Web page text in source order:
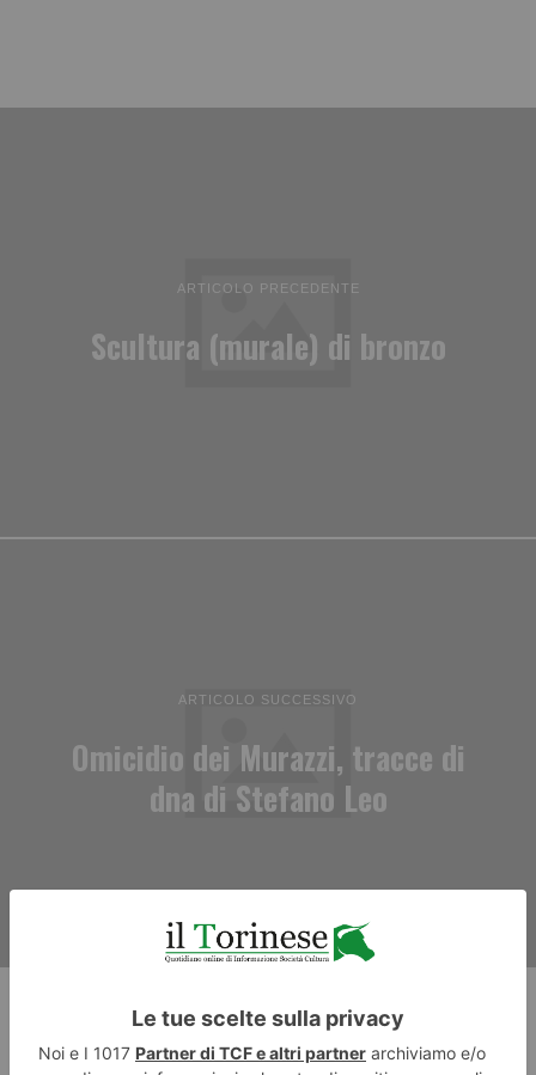
ARTICOLO PRECEDENTE
Scultura (murale) di bronzo
ARTICOLO SUCCESSIVO
Omicidio dei Murazzi, tracce di
dna di Stefano Leo
RECENTI: